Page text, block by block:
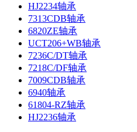
HJ2234轴承
7313CDB轴承
6820ZE轴承
UCT206+WB轴承
7236C/DT轴承
7218C/DF轴承
7009CDB轴承
6940轴承
61804-RZ轴承
HJ2236轴承